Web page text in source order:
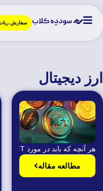
سفارش
ارز دیجیتال
هر آنچه که باید در مورد NFT (ان اف تی) بدانیم!
مطالعه مقاله